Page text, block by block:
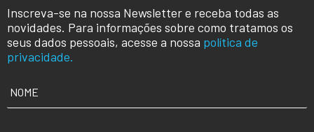
Inscreva-se na nossa Newsletter e receba todas as
novidades. Para informações sobre como tratamos os
seus dados pessoais, acesse a nossa política de
privacidade.